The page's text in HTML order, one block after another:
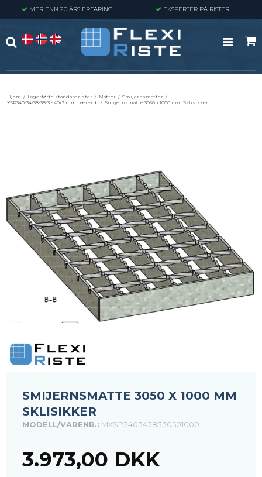
MER ENN 20 ÅRS ERFARING EKSPERTER PÅ RISTER
Hjem / Lagerførte standardrister / Matter / Smijernsmatter /
XSP340-34/38-38-3 - 40x3 mm bærerib / Smijernsmatte 3050 x 1000 mm Sklisikker
SMIJERNSMATTE 3050 X 1000 MM
SKLISIKKER
MODELL/VARENR.: MXSP3403438330501000
3.973,00 DKK